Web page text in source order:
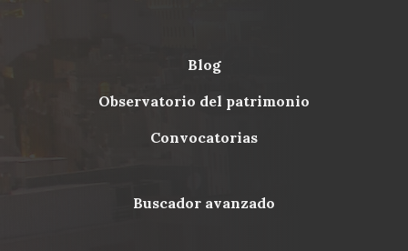
Menu
blog
observatorio del patrimonio
convocatorias
buscador avanzado